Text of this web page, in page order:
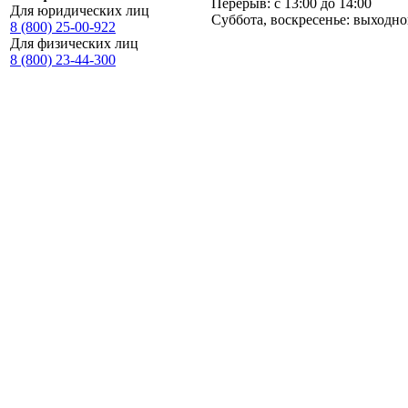
Для юридических лиц
8 (800) 25-00-922
Для физических лиц
8 (800) 23-44-300
Суббота, воскресенье: